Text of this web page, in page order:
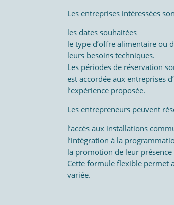
Les entreprises intéressées
les dates souhaitées
le type d’offre alimentaire ou
leurs besoins techniques.
Les périodes de réservation
est accordée aux entreprises
l’expérience proposée.
Les entrepreneurs peuvent
l’accès aux installations
l’intégration à la
la promotion de leur
Cette formule flexible permet
variée.